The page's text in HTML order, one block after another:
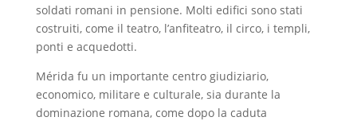
soldati romani in pensione. Molti edifici sono stati
costruiti, come il teatro, l’anfiteatro, il circo, i templi,
ponti e acquedotti.
Mérida fu un importante centro giudiziario,
economico, militare e culturale, sia durante la
dominazione romana, come dopo la caduta